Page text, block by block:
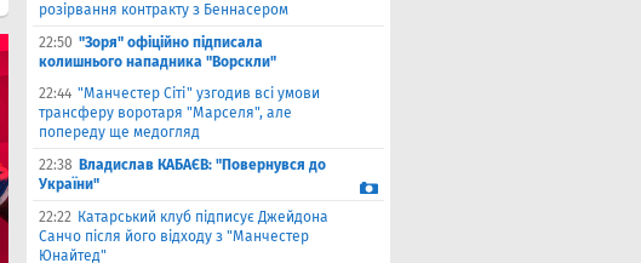
розірвання контракту з Беннасером
22:50 "Зоря" офіційно підписала
колишнього нападника "Ворскли"
22:44 "Манчестер Сіті" узгодив всі умови
трансферу воротаря "Марселя", але
попереду ще медогляд
22:38 Владислав КАБАЄВ: "Повернувся до
України"
22:22 Катарський клуб підписує Джейдона
Санчо після його відходу з "Манчестер
Юнайтед"